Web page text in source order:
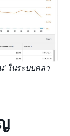
' ในระบบคลา